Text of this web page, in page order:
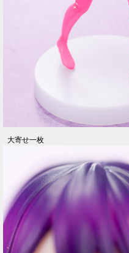
大寄せ一枚